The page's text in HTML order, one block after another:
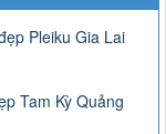
Pleiku Gia Lai
Tam Kỳ Quảng